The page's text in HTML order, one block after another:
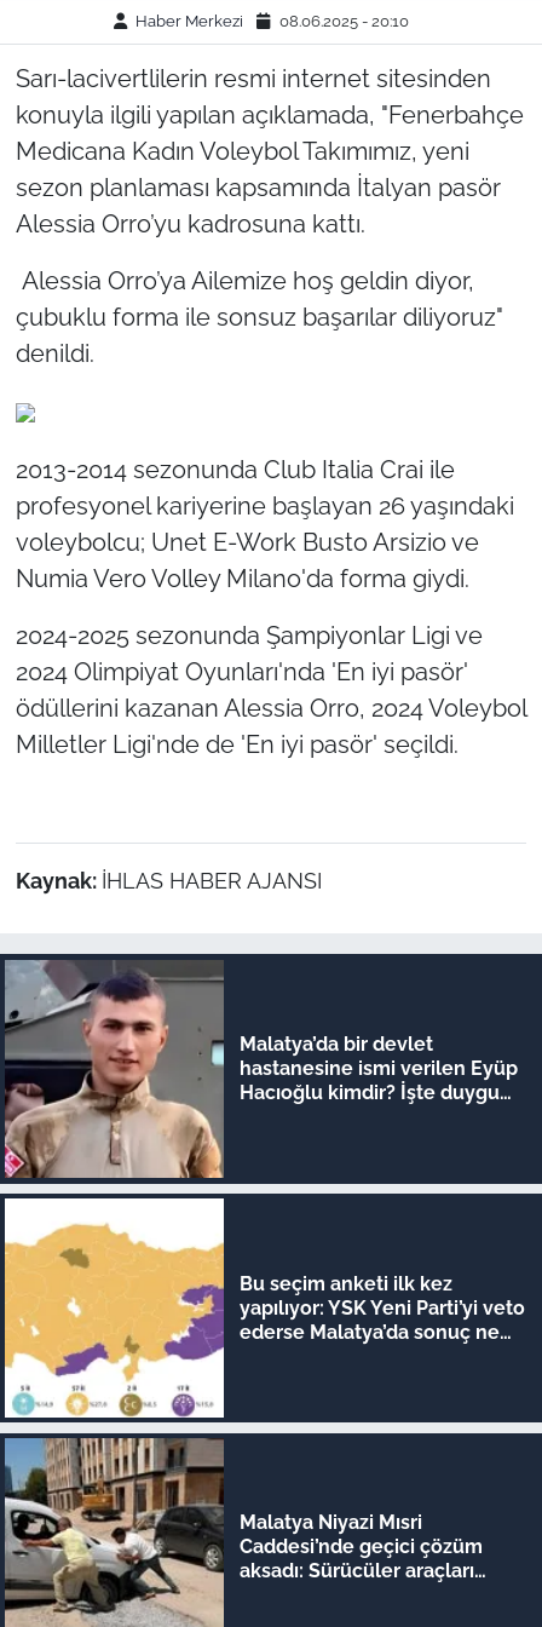
Haber Merkezi 08.06.2025 - 20:10
Sarı-lacivertlilerin resmi internet sitesinden
konuyla ilgili yapılan açıklamada, "Fenerbahçe
Medicana Kadın Voleybol Takımımız, yeni
sezon planlaması kapsamında İtalyan pasör
Alessia Orro’yu kadrosuna kattı.
Alessia Orro’ya Ailemize hoş geldin diyor,
çubuklu forma ile sonsuz başarılar diliyoruz"
denildi.
2013-2014 sezonunda Club Italia Crai ile
profesyonel kariyerine başlayan 26 yaşındaki
voleybolcu; Unet E-Work Busto Arsizio ve
Numia Vero Volley Milano'da forma giydi.
2024-2025 sezonunda Şampiyonlar Ligi ve
2024 Olimpiyat Oyunları'nda 'En iyi pasör'
ödüllerini kazanan Alessia Orro, 2024 Voleybol
Milletler Ligi'nde de 'En iyi pasör' seçildi.
Kaynak: İHLAS HABER AJANSI
Malatya’da bir devlet
hastanesine ismi verilen Eyüp
Hacıoğlu kimdir? İşte duygu
Bu seçim anketi ilk kez
yapılıyor: YSK Yeni Parti’yi veto
ederse Malatya’da sonuç ne
Malatya Niyazi Mısri
Caddesi’nde geçici çözüm
aksadı: Sürücüler araçları